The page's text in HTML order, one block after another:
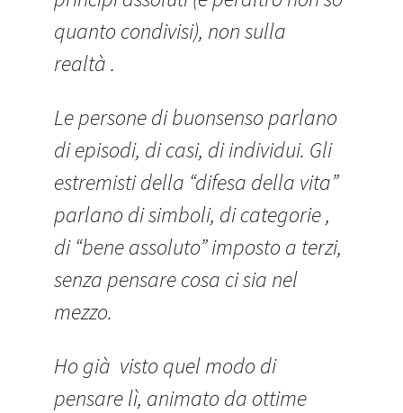
quanto condivisi), non sulla
realtà .
Le persone di buonsenso parlano
di episodi, di casi, di individui. Gli
estremisti della “difesa della vita”
parlano di simboli, di categorie ,
di “bene assoluto” imposto a terzi,
senza pensare cosa ci sia nel
mezzo.
Ho già visto quel modo di
pensare lì, animato da ottime